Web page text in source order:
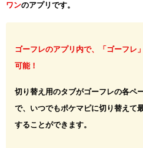
ワンのアプリです。
ゴーフレのアプリ内で、「ゴーフレ
可能！
切り替え用のタブがゴーフレの各ペ
で、いつでもポケマピに切り替えて
することができます。